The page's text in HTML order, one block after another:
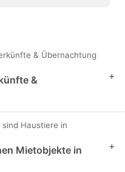
& Übernachtung
&
+
Haustiere in
Mietobjekte in
+